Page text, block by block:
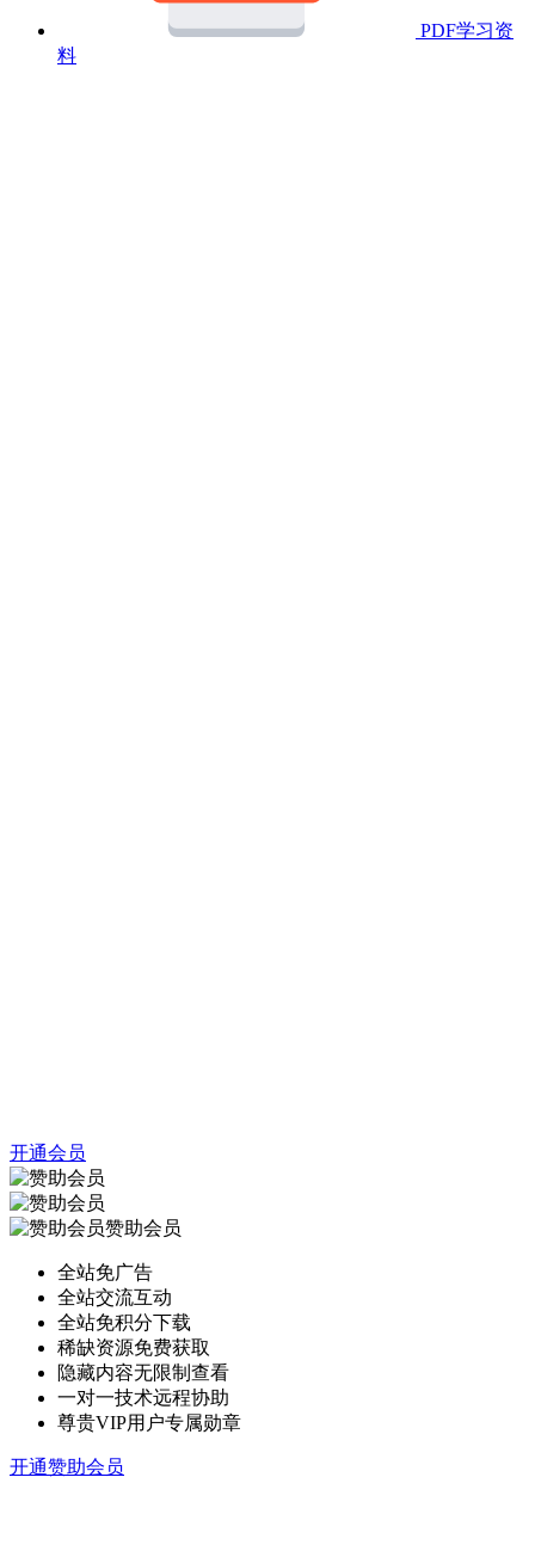
PDF学习资
料
开通会员
赞助会员
全站免广告
全站交流互动
全站免积分下载
稀缺资源免费获取
隐藏内容无限制查看
一对一技术远程协助
尊贵VIP用户专属勋章
开通赞助会员